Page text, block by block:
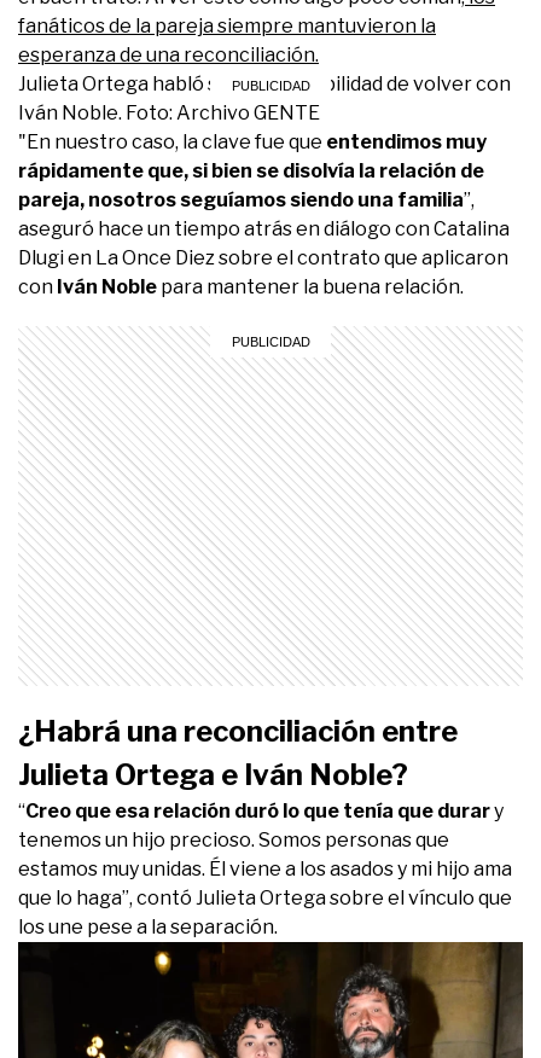
fanáticos de la pareja siempre mantuvieron la
esperanza de una reconciliación.
Julieta Ortega habló sobre la posibilidad de volver con
Iván Noble. Foto: Archivo GENTE
"En nuestro caso, la clave fue que entendimos muy
rápidamente que, si bien se disolvía la relación de
pareja, nosotros seguíamos siendo una familia”,
aseguró hace un tiempo atrás en diálogo con Catalina
Dlugi en La Once Diez sobre el contrato que aplicaron
con Iván Noble para mantener la buena relación.
¿Habrá una reconciliación entre
Julieta Ortega e Iván Noble?
“Creo que esa relación duró lo que tenía que durary
tenemos un hijo precioso. Somos personas que
estamos muy unidas. Él viene a los asados y mi hijo ama
que lo haga”, contó Julieta Ortega sobre el vínculo que
los une pese a la separación.